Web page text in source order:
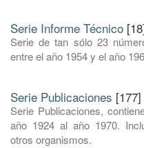
Serie Informe Técnico
Serie de tan sólo 23
entre el año 1954 y el año
Serie Publicaciones [177]
Serie Publicaciones,
año 1924 al año 1970.
otros organismos.